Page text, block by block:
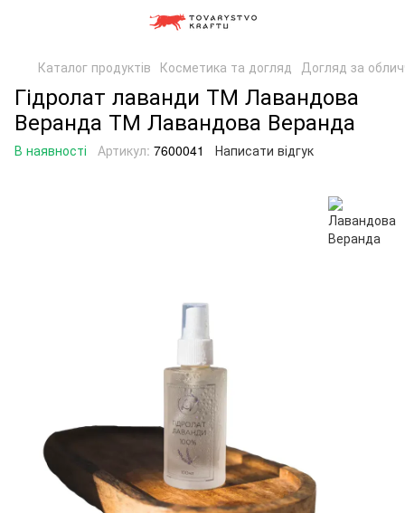
Каталог продуктів Косметика та догляд Догляд за
Гідролат лаванди ТМ Лавандова
Веранда ТМ Лавандова Веранда
В наявності Артикул: 7600041 Написати відгук